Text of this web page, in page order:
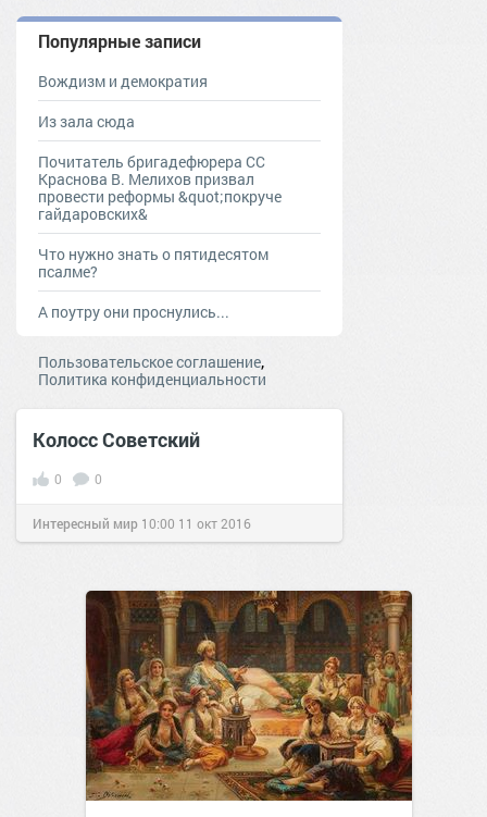
Популярные записи
Вождизм и демократия
Из зала сюда
Почитатель бригадефюрера СС
Краснова В. Мелихов призвал
провести реформы &quot;покруче
гайдаровских&
Что нужно знать о пятидесятом
псалме?
А поутру они проснулись...
Пользовательское соглашение,
Политика конфиденциальности
Колосс Советский
0 0
Интересный мир 10:00 11 окт 2016